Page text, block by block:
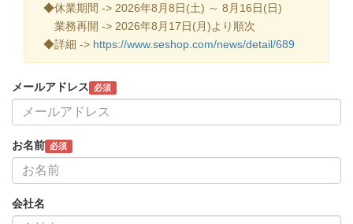
◆休業期間 -> 2026年8月8日(土) ～ 8月16日(日)
業務再開 -> 2026年8月17日(月)より順次
◆詳細 -> https://www.seshop.com/news/detail/689
メールアドレス 必須
お名前 必須
会社名